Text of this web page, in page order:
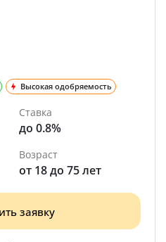
Высокая одобряемость
Ставка
до 0.8%
Возраст
от 18 до 75 лет
заявку